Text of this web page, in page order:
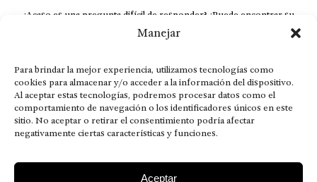
Manejar
Para brindar la mejor experiencia, utilizamos tecnologías como
cookies para almacenar y/o acceder a la información del dispositivo.
Al aceptar estas tecnologías, podremos procesar datos como el
comportamiento de navegación o los identificadores únicos en este
sitio. No aceptar o retirar el consentimiento podría afectar
negativamente ciertas características y funciones.
Aceptar
¿Acaso es una pregunta difícil de responder? ¿Puede encontrar su
respuesta al instante, otorgando al receptor cuestionado espacio y
velocidad suficiente para responder correctamente? De no ser así, el que
El concepto de familia no está limitado exclusivamente a la sangre; seres
que surgen en nuestro diario vivir suelen pesar más que los
emparentados. Más bien, el apego de estas dos versiones de seres
queridos mueve ideales provenientes de sus vivencias.
This is for nuestra gente.” – HRSuriel